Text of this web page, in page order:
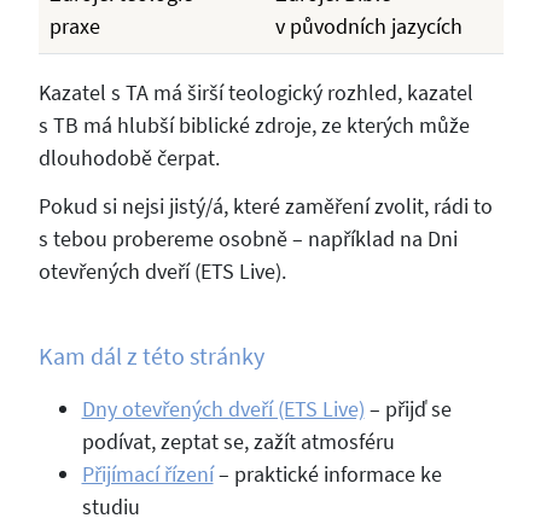
praxe
v původních jazycích
Kazatel s TA má širší teologický rozhled, kazatel
s TB má hlubší biblické zdroje, ze kterých může
dlouhodobě čerpat.
Pokud si nejsi jistý/á, které zaměření zvolit, rádi to
s tebou probereme osobně – například na Dni
otevřených dveří (ETS Live).
Kam dál z této stránky
Dny otevřených dveří (ETS Live) – přijď se
podívat, zeptat se, zažít atmosféru
Přijímací řízení– praktické informace ke
studiu